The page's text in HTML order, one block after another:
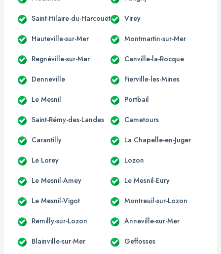
Saint-Hilaire-du-Harcouët Virey
Hauteville-sur-Mer Montmartin-sur-Mer
Regnéville-sur-Mer Canville-la-Rocque
Denneville Fierville-les-Mines
Le Mesnil Portbail
Saint-Rémy-des-Landes Cametours
Carantilly La Chapelle-en-Juger
Le Lorey Lozon
Le Mesnil-Amey Le Mesnil-Eury
Le Mesnil-Vigot Montreuil-sur-Lozon
Remilly-sur-Lozon Anneville-sur-Mer
Blainville-sur-Mer Geffosses